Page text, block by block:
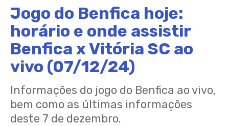
Jogo do Benfica hoje:
horário e onde assistir
Benfica x Vitória SC ao
vivo (07/12/24)
Informações do jogo do Benfica ao vivo,
bem como as últimas informações
deste 7 de dezembro.